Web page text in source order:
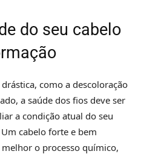
do seu cabelo
como a descoloração
a saúde dos fios deve ser
a condição atual do seu
cabelo forte e bem
o processo químico,